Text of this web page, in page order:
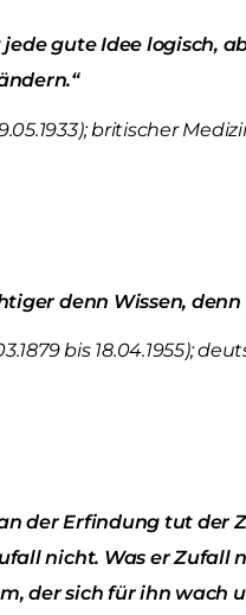
gute Idee logisch,
britischer
denn Wissen, denn
bis 18.04.1955);
der Erfindung tut der
nicht. Was er Zufall
der sich für ihn wach